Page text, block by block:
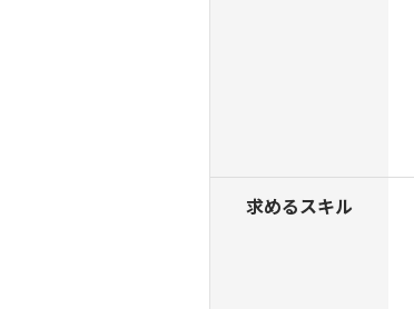
求めるスキル